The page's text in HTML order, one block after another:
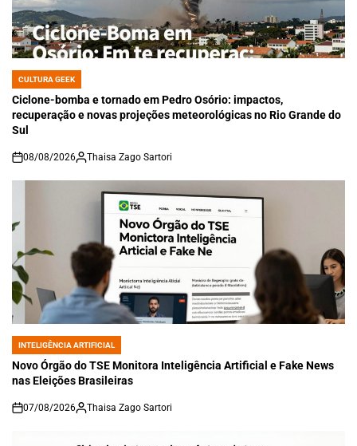
POSTED
IN
CULTURA GEEK
Ciclone-bomba e tornado em Pedro Osório: impactos,
recuperação e novas projeções meteorológicas no Rio Grande do
Sul
on
08/08/2026 Thaisa Zago Sartori
POSTED
IN
INTELIGÊNCIA ARTIFICIAL
Novo Órgão do TSE Monitora Inteligência Artificial e Fake News
nas Eleições Brasileiras
on
07/08/2026 Thaisa Zago Sartori